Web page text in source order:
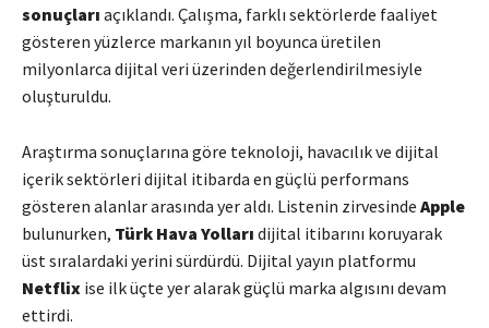
sonuçları açıklandı. Çalışma, farklı sektörlerde faaliyet
gösteren yüzlerce markanın yıl boyunca üretilen
milyonlarca dijital veri üzerinden değerlendirilmesiyle
oluşturuldu.
Araştırma sonuçlarına göre teknoloji, havacılık ve dijital
içerik sektörleri dijital itibarda en güçlü performans
gösteren alanlar arasında yer aldı. Listenin zirvesinde Apple
bulunurken, Türk Hava Yolları dijital itibarını koruyarak
üst sıralardaki yerini sürdürdü. Dijital yayın platformu
Netflix ise ilk üçte yer alarak güçlü marka algısını devam
ettirdi.